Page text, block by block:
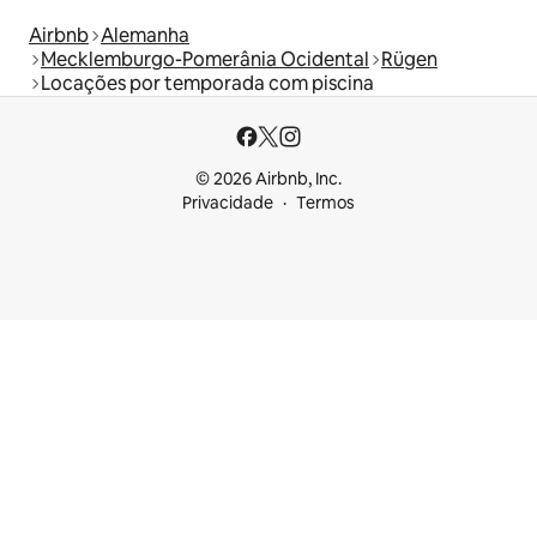
Airbnb Alemanha
Mecklemburgo-Pomerânia Ocidental Rügen
Locações por temporada com piscina
© 2026 Airbnb, Inc.
Privacidade
Termos